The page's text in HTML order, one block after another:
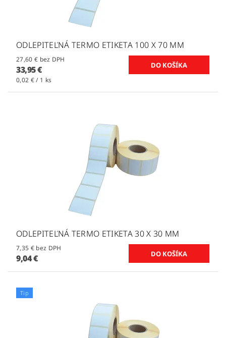
ODLEPITEĽNÁ TERMO ETIKETA 100 X 70 MM
27,60 € bez DPH
33,95 €
0,02 € / 1 ks
ODLEPITEĽNÁ TERMO ETIKETA 30 X 30 MM
7,35 € bez DPH
9,04 €
Tip